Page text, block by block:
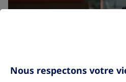
Nous respectons votre